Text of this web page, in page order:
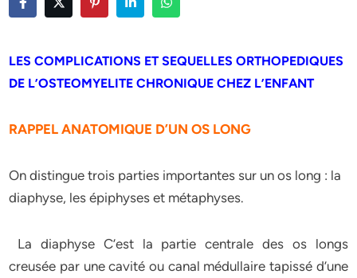
LES COMPLICATIONS ET SEQUELLESORTHOPEDIQUES
DE L’OSTEOMYELITE CHRONIQUE CHEZ L’ENFANT
RAPPEL ANATOMIQUE D’UN OS LONG
On distingue trois parties importantes sur un os long : la
diaphyse, les épiphyses et métaphyses.
La diaphyse C’est la partie centrale des os longs
creusée par une cavité ou canal médullaire tapissé d’une